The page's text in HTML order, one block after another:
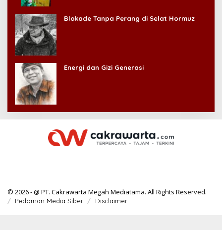
Blokade Tanpa Perang di Selat Hormuz
Energi dan Gizi Generasi
© 2026 - @ PT. Cakrawarta Megah Mediatama. All Rights Reserved.
Pedoman Media Siber Disclaimer